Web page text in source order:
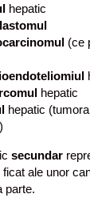
hepatic
(ce
hepatic
hepatic
secundar
ale unor
parte.